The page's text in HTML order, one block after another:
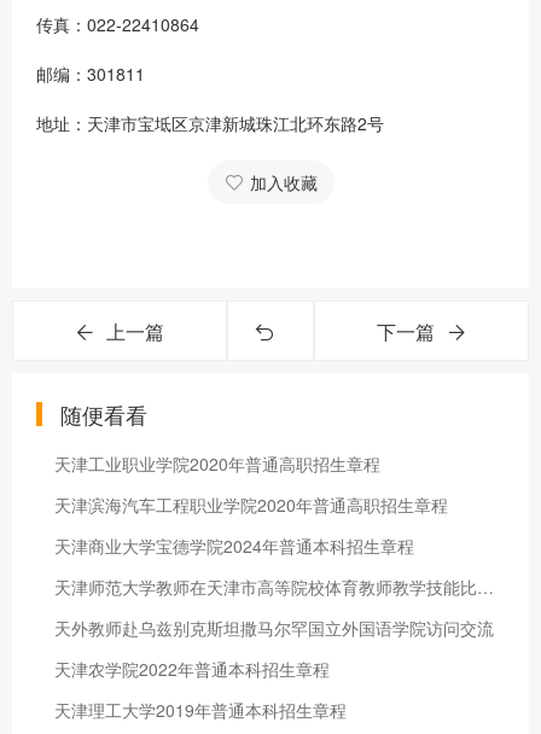
传真：022-22410864
邮编：301811
地址：天津市宝坻区京津新城珠江北环东路2号
加入收藏
上一篇 下一篇
随便看看
天津工业职业学院2020年普通高职招生章程
天津滨海汽车工程职业学院2020年普通高职招生章程
天津商业大学宝德学院2024年普通本科招生章程
天津师范大学教师在天津市高等院校体育教师教学技能比赛中获佳绩
天外教师赴乌兹别克斯坦撒马尔罕国立外国语学院访问交流
天津农学院2022年普通本科招生章程
天津理工大学2019年普通本科招生章程